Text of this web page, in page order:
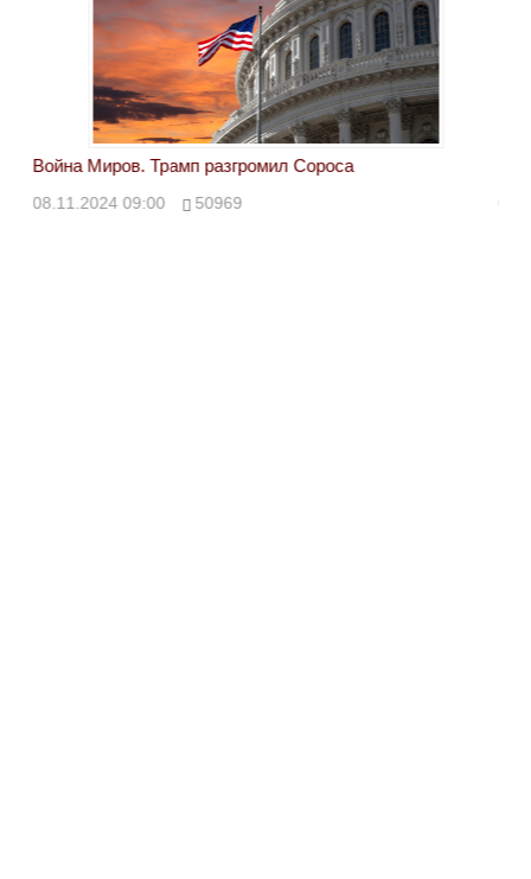
Война Миров. Трамп разгромил Сороса
08.11.2024 09:00 50969